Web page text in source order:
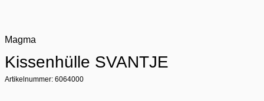
Magma
Kissenhülle SVANTJE
Artikelnummer: 6064000